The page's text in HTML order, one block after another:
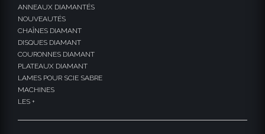
ANNEAUX DIAMANTÉS
NOUVEAUTÉS
CHAÎNES DIAMANT
DISQUES DIAMANT
COURONNES DIAMANT
PLATEAUX DIAMANT
LAMES POUR SCIE SABRE
MACHINES
LES +